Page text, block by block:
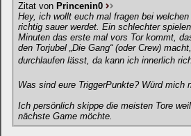
Zitat von Princenin0
Hey, ich wollt euch mal fragen bei
richtig sauer werdet. Ein schlechter
Minuten das erste mal vors Tor kommt,
den Torjubel „Die Gang“ (oder Crew)
durchlaufen lässt, da kann ich innerlich
Was sind eure TriggerPunkte? Würd mich
Ich persönlich skippe die meisten Tore
nächste Game möchte.